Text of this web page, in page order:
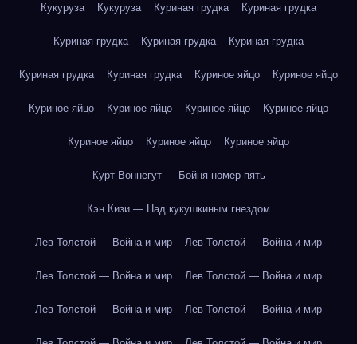
Кукуруза Кукуруза Куриная грудка Куриная грудка
Куриная грудка Куриная грудка Куриная грудка
Куриная грудка Куриная грудка Куриное яйцо Куриное яйцо
Куриное яйцо Куриное яйцо Куриное яйцо Куриное яйцо
Куриное яйцо Куриное яйцо Куриное яйцо
Курт Воннегут — Бойня номер пять
Кэн Кизи — Над кукушкиным гнездом
Лев Толстой — Война и мир Лев Толстой — Война и мир
Лев Толстой — Война и мир Лев Толстой — Война и мир
Лев Толстой — Война и мир Лев Толстой — Война и мир